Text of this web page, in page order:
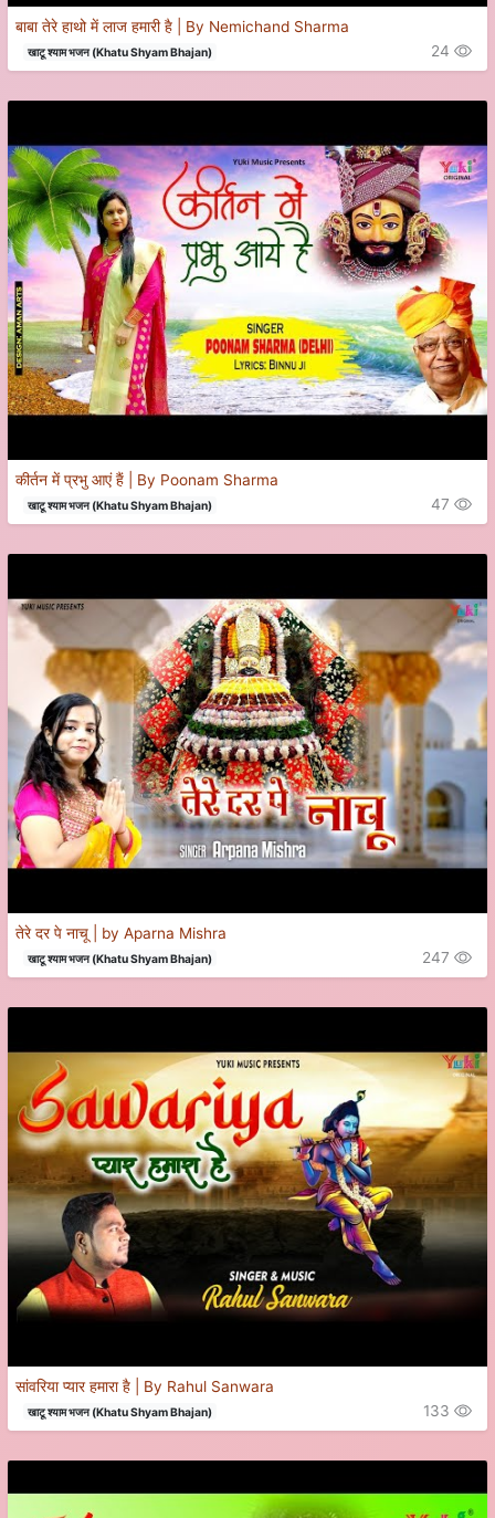
बाबा तेरे हाथो में लाज हमारी है | By Nemichand Sharma
खाटू श्याम भजन (Khatu Shyam Bhajan) 24
कीर्तन में प्रभु आएं हैं | By Poonam Sharma
खाटू श्याम भजन (Khatu Shyam Bhajan) 47
तेरे दर पे नाचू | by Aparna Mishra
खाटू श्याम भजन (Khatu Shyam Bhajan) 247
सांवरिया प्यार हमारा है | By Rahul Sanwara
खाटू श्याम भजन (Khatu Shyam Bhajan) 133